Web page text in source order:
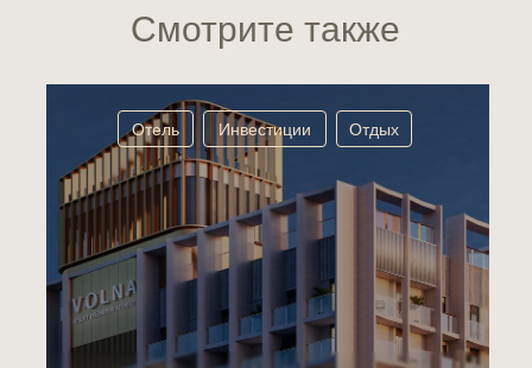
Отдых
Инвестиции
Отель
Смотрите также